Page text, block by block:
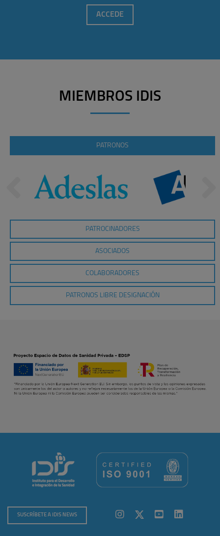
ACCEDE
MIEMBROS IDIS
PATRONOS
PATROCINADORES
ASOCIADOS
COLABORADORES
PATRONOS LIBRE DESIGNACIÓN
SUSCRÍBETE A IDIS NEWS